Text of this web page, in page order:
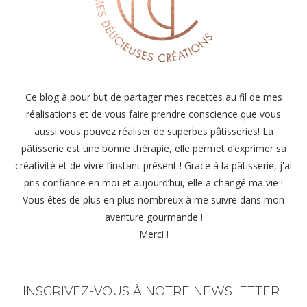
Ce blog à pour but de partager mes recettes au fil de mes
réalisations et de vous faire prendre conscience que vous
aussi vous pouvez réaliser de superbes pâtisseries! La
pâtisserie est une bonne thérapie, elle permet d’exprimer sa
créativité et de vivre l’instant présent ! Grace à la pâtisserie, j'ai
pris confiance en moi et aujourd’hui, elle a changé ma vie !
Vous êtes de plus en plus nombreux à me suivre dans mon
aventure gourmande !
Merci !
INSCRIVEZ-VOUS À NOTRE NEWSLETTER !